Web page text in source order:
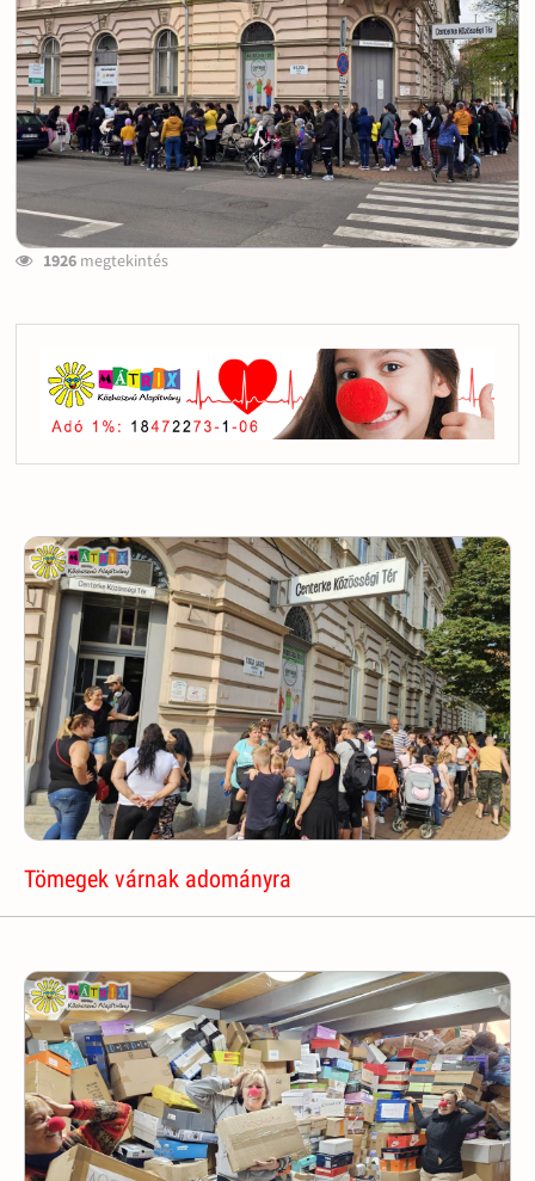
1926megtekintés
Tömegek várnak adományra